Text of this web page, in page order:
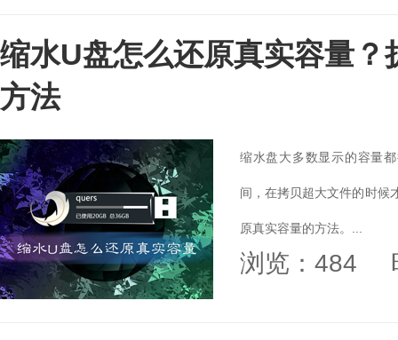
缩水U盘怎么还原真实容量？
方法
缩水盘大多数显示的容量
间，在拷贝超大文件的时候
原真实容量的方法。...
浏览：484